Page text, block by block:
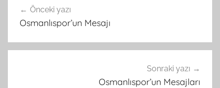
gezinmesi
Önceki yazı
Osmanlıspor’un Mesajı
Sonraki yazı
Osmanlıspor’un Mesajları